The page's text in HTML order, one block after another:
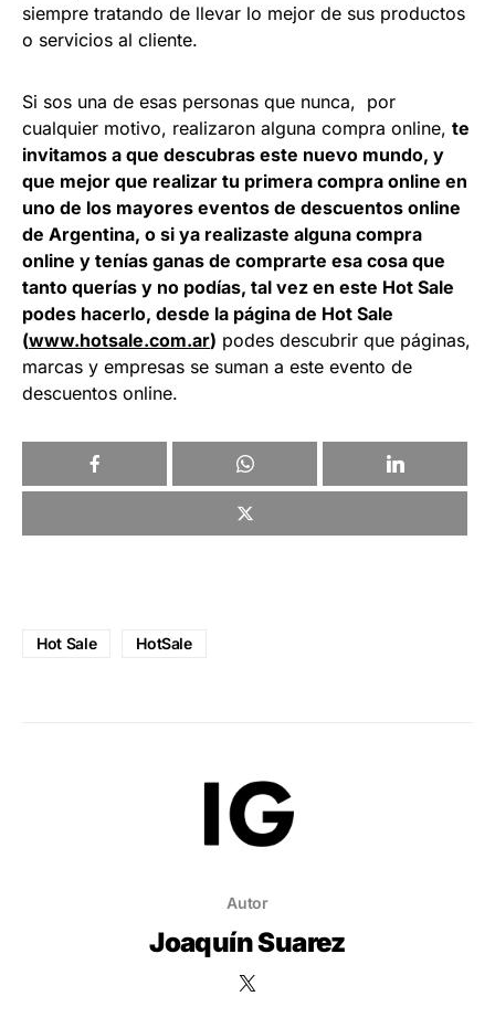
siempre tratando de llevar lo mejor de sus productos
o servicios al cliente.
Si sos una de esas personas que nunca, por
cualquier motivo, realizaron alguna compra online, te
invitamos a que descubras este nuevo mundo, y
que mejor que realizar tu primera compra online en
uno de los mayores eventos de descuentos online
de Argentina, o si ya realizaste alguna compra
online y tenías ganas de comprarte esa cosa que
tanto querías y no podías, tal vez en este Hot Sale
podes hacerlo, desde la página de Hot Sale
(www.hotsale.com.ar) podes descubrir que páginas,
marcas y empresas se suman a este evento de
descuentos online.
Hot Sale HotSale
Autor
Joaquín Suarez